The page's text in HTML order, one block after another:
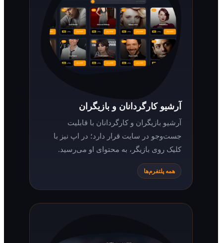
آرشیو کارگردانان و بازیگران
آرشیو بازیگران و کارگردانان با قابلیت
جست‌وجو در سایت قرار دارد؛ در اپ نیز با
کلیک روی بازیگر، به محتوای او می‌رسید.
همه پلتفرم‌ها